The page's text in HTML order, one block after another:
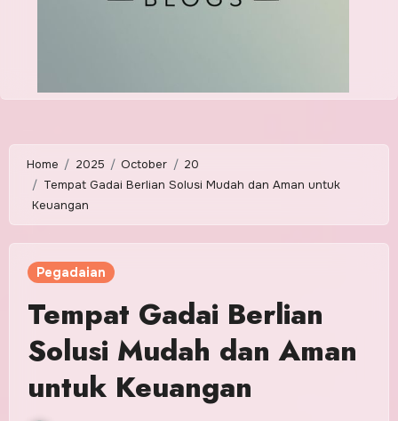
Home 2025 October
20
Tempat Gadai Berlian Solusi Mudah dan Aman untuk
Keuangan
Pegadaian
Tempat Gadai Berlian
Solusi Mudah dan Aman
untuk Keuangan